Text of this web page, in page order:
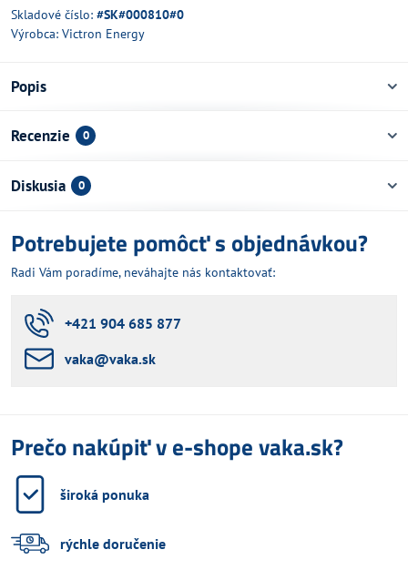
Skladové číslo: #SK#000810#0
Výrobca: Victron Energy
Popis
Recenzie 0
Diskusia 0
Potrebujete pomôcť s objednávkou?
Radi Vám poradíme, neváhajte nás kontaktovať:
+421 904 685 877
vaka​@vaka​.sk
Prečo nakúpiť v e-shope vaka.sk?
široká ponuka
rýchle doručenie